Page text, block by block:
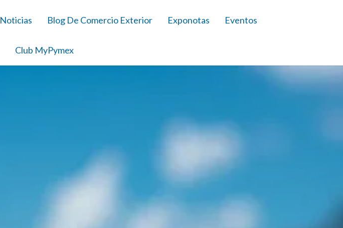
Noticias Blog De Comercio Exterior Exponotas Eventos
Club MyPymex